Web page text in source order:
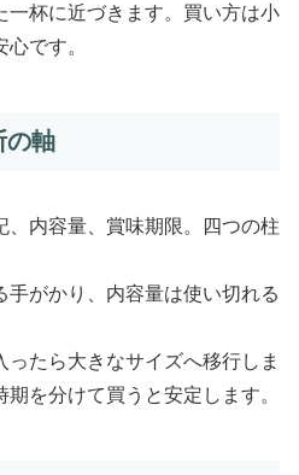
一杯に近づきます。買い方は小
です。
の軸
、内容量、賞味期限。四つの柱
手がかり、内容量は使い切れる
たら大きなサイズへ移行しま
を分けて買うと安定します。